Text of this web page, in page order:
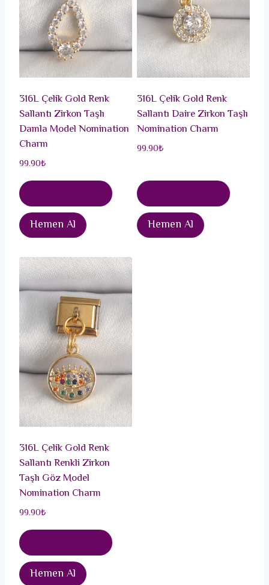
316L Çelik Gold Renk
Sallantı Zirkon Taşlı
Damla Model Nomination
Charm
99.90₺
Hemen Al
316L Çelik Gold Renk
Sallantı Daire Zirkon Taşlı
Nomination Charm
99.90₺
Hemen Al
316L Çelik Gold Renk
Sallantı Renkli Zirkon
Taşlı Göz Model
Nomination Charm
99.90₺
Hemen Al